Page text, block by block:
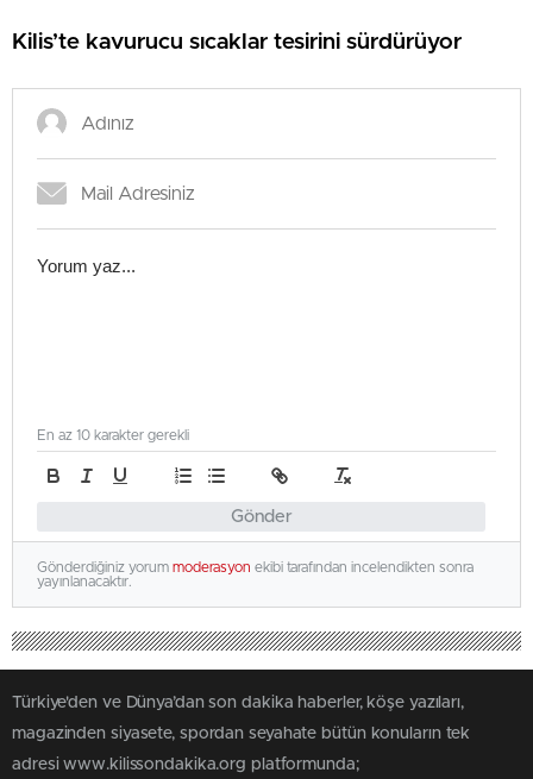
Kilis’te kavurucu sıcaklar tesirini sürdürüyor
Gönder
En az 10 karakter gerekli
Gönderdiğiniz yorum moderasyon ekibi tarafından incelendikten sonra
yayınlanacaktır.
Türkiye'den ve Dünya’dan son dakika haberler, köşe yazıları,
magazinden siyasete, spordan seyahate bütün konuların tek
adresi www.kilissondakika.org platformunda;